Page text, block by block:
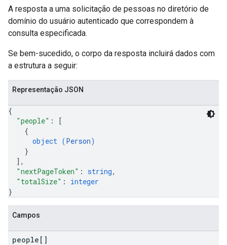
A resposta a uma solicitação de pessoas no diretório de
domínio do usuário autenticado que correspondem à
consulta especificada.
Se bem-sucedido, o corpo da resposta incluirá dados com
a estrutura a seguir:
Representação JSON
{
"people" :
[
{
object (Person)
}
] ,
"nextPageToken" : string,
"totalSize" : integer
}
Campos
people[]